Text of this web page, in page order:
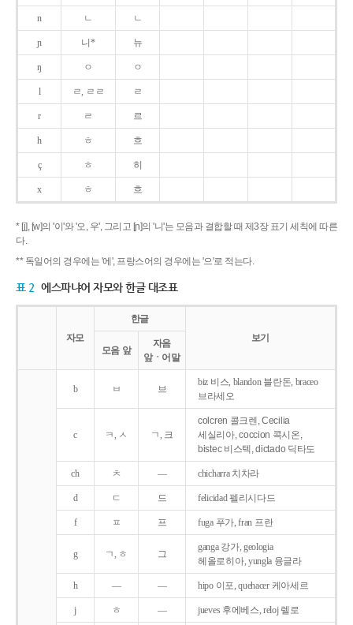
n ㄴ ㄴ
ɲ 니* 뉴
ŋ ㅇ ㅇ
l ㄹ, ㄹㄹ ㄹ
r ㄹ 르
h ㅎ 흐
ç ㅎ 히
x ㅎ 흐
* [j], [w]의 '이'와 '오, 우', 그리고 [ɲ]의 '니'는 모음과 결합할 때 제3장 표기 세칙에 따른
다.
** 독일어의 경우에는 '에', 프랑스어의 경우에는 '으'로 적는다.
표 2 에스파냐어 자모와 한글 대조표
자모
한글
보기
모음 앞
자음
앞ㆍ어말
b ㅂ 브
biz 비스, blandon 블란돈, braceo
브라세오
c ㅋ, ㅅ ㄱ, 크
colcren 콜크렌, Cecilia
세실리아, coccion 콕시온,
bistec 비스텍, dictado 딕타도
ch ㅊ ― chicharra 치차라
d ㄷ 드 felicidad 펠리시다드
f ㅍ 프 fuga 푸가, fran 프란
g ㄱ, ㅎ 그
ganga 강가, geologia
헤올로히아, yungla 융글라
h ― ― hipo 이포, quehacer 케아세르
j ㅎ ― jueves 후에베스, reloj 렐로